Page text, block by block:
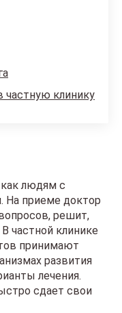
клинику
людям с
На приеме доктор
решит,
частной клинике
принимают
развития
лечения.
сдает свои